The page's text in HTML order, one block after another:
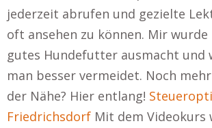
jederzeit abrufen und gezielte
oft ansehen zu können. Mir wurde
gutes Hundefutter ausmacht und
man besser vermeidet. Noch
der Nähe? Hier entlang!
Friedrichsdorf Mit dem Videokurs